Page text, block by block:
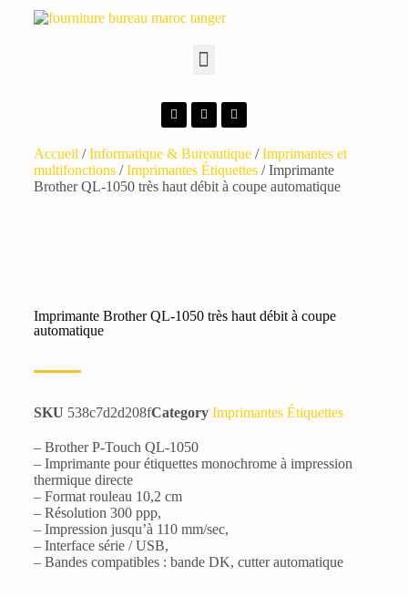
Accueil /Informatique & Bureautique/Imprimantes et
multifonctions/Imprimantes Étiquettes/ Imprimante
Brother QL-1050 très haut débit à coupe automatique
Imprimante Brother QL-1050 très haut débit à coupe
automatique
SKU 538c7d2d208fCategory Imprimantes Étiquettes
– Brother P-Touch QL-1050
– Imprimante pour étiquettes monochrome à impression
thermique directe
– Format rouleau 10,2 cm
– Résolution 300 ppp,
– Impression jusqu’à 110 mm/sec,
– Interface série / USB,
– Bandes compatibles : bande DK, cutter automatique